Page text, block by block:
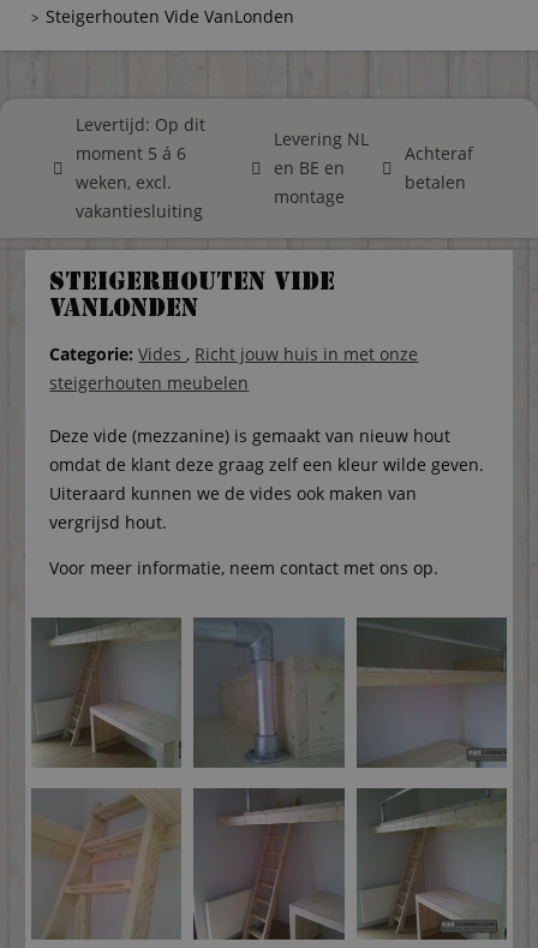
Steigerhouten Vide VanLonden
Levertijd: Op dit
moment 5 á 6
weken, excl.
vakantiesluiting
Levering NL
en BE en
montage
Achteraf
betalen
Steigerhouten Vide
VanLonden
Categorie: Vides , Richt jouw huis in met onze
steigerhouten meubelen
Deze vide (mezzanine) is gemaakt van nieuw hout
omdat de klant deze graag zelf een kleur wilde geven.
Uiteraard kunnen we de vides ook maken van
vergrijsd hout.
Voor meer informatie, neem contact met ons op.